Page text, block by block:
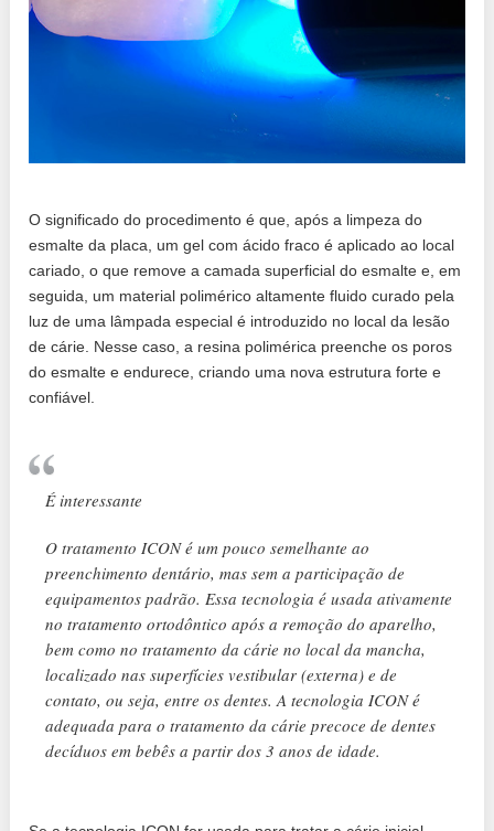
O significado do procedimento é que, após a limpeza do
esmalte da placa, um gel com ácido fraco é aplicado ao local
cariado, o que remove a camada superficial do esmalte e, em
seguida, um material polimérico altamente fluido curado pela
luz de uma lâmpada especial é introduzido no local da lesão
de cárie. Nesse caso, a resina polimérica preenche os poros
do esmalte e endurece, criando uma nova estrutura forte e
confiável.
É interessante
O tratamento ICON é um pouco semelhante ao
preenchimento dentário, mas sem a participação de
equipamentos padrão. Essa tecnologia é usada ativamente
no tratamento ortodôntico após a remoção do aparelho,
bem como no tratamento da cárie no local da mancha,
localizado nas superfícies vestibular (externa) e de
contato, ou seja, entre os dentes. A tecnologia ICON é
adequada para o tratamento da cárie precoce de dentes
decíduos em bebês a partir dos 3 anos de idade.